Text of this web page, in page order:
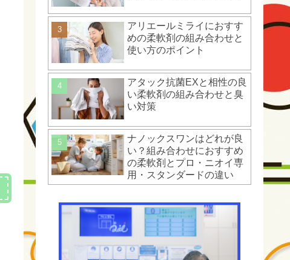
アリエールミライにおすす
めの柔軟剤の組み合わせと
使い方のポイント
アタック抗菌EXと相性の良
い柔軟剤の組み合わせと臭
い対策
ナノックスワンはどれが良
い？組み合わせにおすすめ
の柔軟剤とプロ・ニオイ専
用・スタンダードの違い